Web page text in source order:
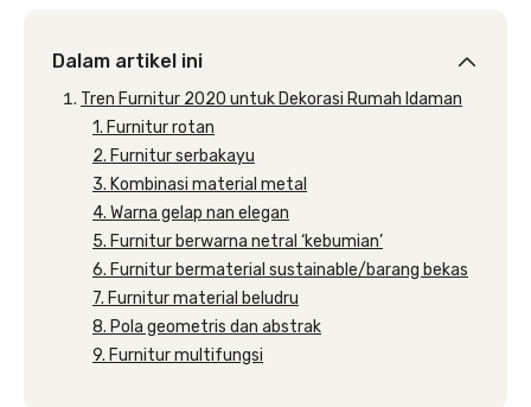
Dalam artikel ini
Tren Furnitur 2020 untuk Dekorasi Rumah Idaman
1. Furnitur rotan
2. Furnitur serbakayu
3. Kombinasi material metal
4. Warna gelap nan elegan
5. Furnitur berwarna netral ‘kebumian’
6. Furnitur bermaterial sustainable/barang bekas
7. Furnitur material beludru
8. Pola geometris dan abstrak
9. Furnitur multifungsi